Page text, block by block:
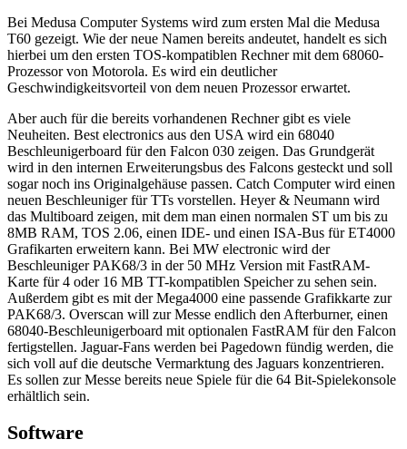
Bei Medusa Computer Systems wird zum ersten Mal die Medusa
T60 gezeigt. Wie der neue Namen bereits andeutet, handelt es sich
hierbei um den ersten TOS-kompatiblen Rechner mit dem 68060-
Prozessor von Motorola. Es wird ein deutlicher
Geschwindigkeitsvorteil von dem neuen Prozessor erwartet.
Aber auch für die bereits vorhandenen Rechner gibt es viele
Neuheiten. Best electronics aus den USA wird ein 68040
Beschleunigerboard für den Falcon 030 zeigen. Das Grundgerät
wird in den internen Erweiterungsbus des Falcons gesteckt und soll
sogar noch ins Originalgehäuse passen. Catch Computer wird einen
neuen Beschleuniger für TTs vorstellen. Heyer & Neumann wird
das Multiboard zeigen, mit dem man einen normalen ST um bis zu
8MB RAM, TOS 2.06, einen IDE- und einen ISA-Bus für ET4000
Grafikarten erweitern kann. Bei MW electronic wird der
Beschleuniger PAK68/3 in der 50 MHz Version mit FastRAM-
Karte für 4 oder 16 MB TT-kompatiblen Speicher zu sehen sein.
Außerdem gibt es mit der Mega4000 eine passende Grafikkarte zur
PAK68/3. Overscan will zur Messe endlich den Afterburner, einen
68040-Beschleunigerboard mit optionalen FastRAM für den Falcon
fertigstellen. Jaguar-Fans werden bei Pagedown fündig werden, die
sich voll auf die deutsche Vermarktung des Jaguars konzentrieren.
Es sollen zur Messe bereits neue Spiele für die 64 Bit-Spielekonsole
erhältlich sein.
Software